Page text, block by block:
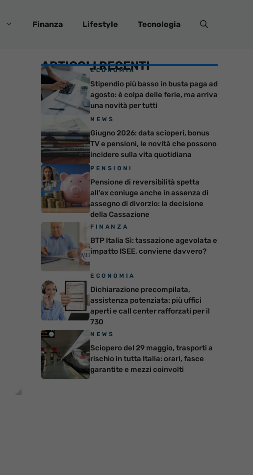
Finanza Lifestyle Tecnologia
ARTICOLI RECENTI
ECONOMIA
Stipendio più basso in busta paga ad
agosto: è colpa delle ferie, ma arriva
una novità per tutti
NEWS
Giugno 2026: data scioperi, bonus
TV e pensioni, le novità che possono
incidere sulla vita quotidiana
PENSIONI
Pensione di reversibilità spetta
all’ex coniuge anche in assenza di
assegno di divorzio: la decisione
della Cassazione
FINANZA
BTP Italia Sì: tassazione agevolata e
impatto ISEE, conviene davvero?
ECONOMIA
Dichiarazione precompilata,
assistenza potenziata: più uffici
aperti e call center rafforzati per il
730
NEWS
Sciopero del 29 maggio, trasporti a
rischio in tutta Italia: orari, fasce
garantite e mezzi coinvolti